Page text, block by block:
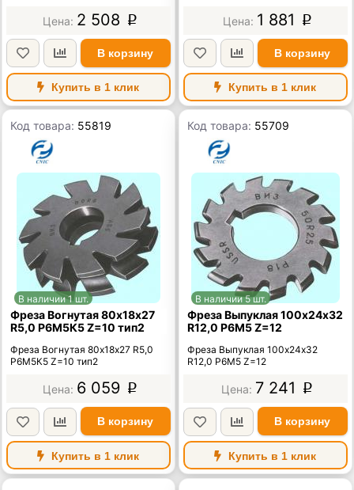
2 508 p
В корзину
Купить в 1 клик
1 881 p
В корзину
Купить в 1 клик
Код товара: 55819
В наличии 1 шт.
Фреза Вогнутая 80х18х27
R5,0 Р6М5К5 Z=10 тип2
Фреза Вогнутая 80х18х27 R5,0
Р6М5К5 Z=10 тип2
6 059 p
В корзину
Купить в 1 клик
Код товара: 55709
В наличии 5 шт.
Фреза Выпуклая 100х24х32
R12,0 Р6М5 Z=12
Фреза Выпуклая 100х24х32
R12,0 Р6М5 Z=12
7 241 p
В корзину
Купить в 1 клик